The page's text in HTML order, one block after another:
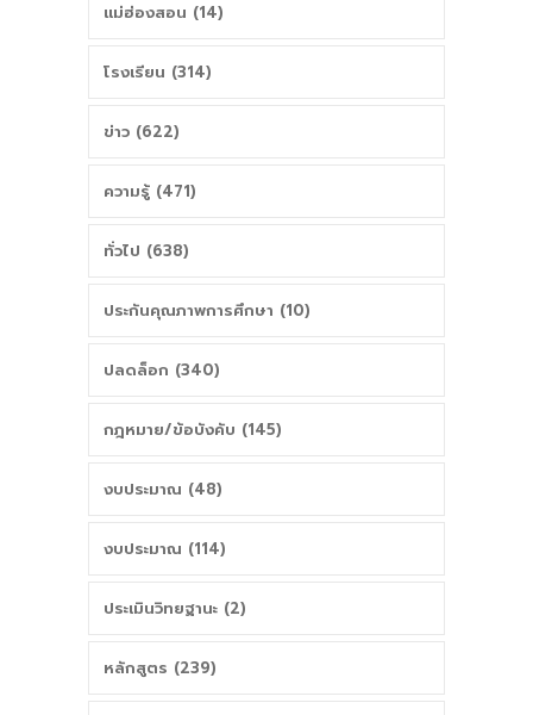
แม่ฮ่องสอน (14)
โรงเรียน (314)
ข่าว (622)
ความรู้ (471)
ทั่วไป (638)
ประกันคุณภาพการศึกษา (10)
ปลดล็อก (340)
กฎหมาย/ข้อบังคับ (145)
งบประมาณ (48)
งบประมาณ (114)
ประเมินวิทยฐานะ (2)
หลักสูตร (239)